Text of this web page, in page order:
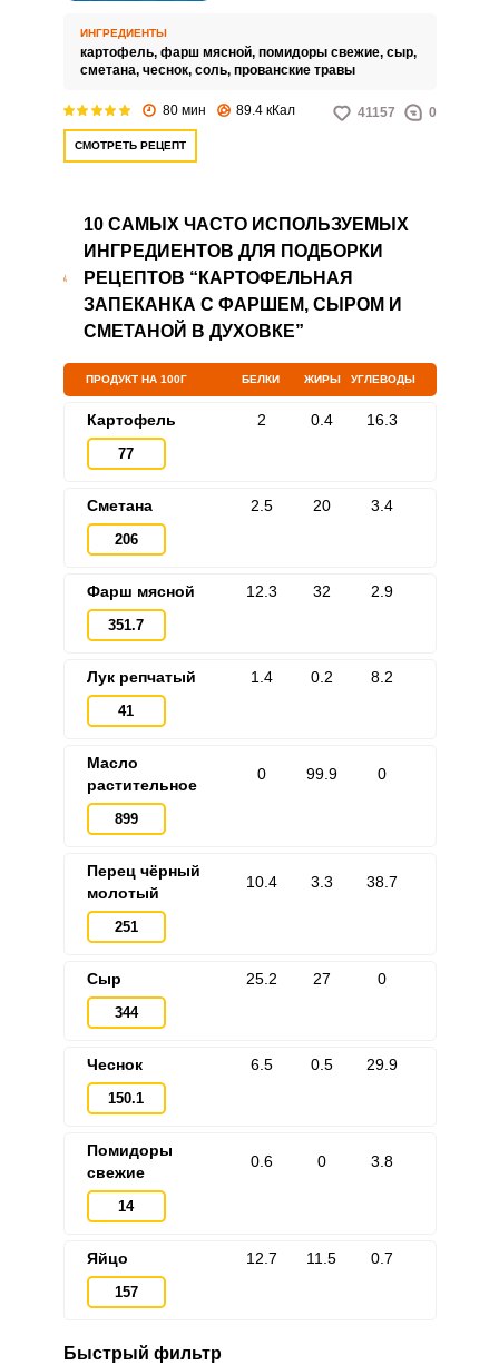
обеда. Очень сытное и
полезное, она точно понравится
останется голодным!
ИНГРЕДИЕНТЫ
картофель, фарш мясной, помидоры свежие, сыр,
сметана, чеснок, соль, прованские травы
80 мин 89.4 кКал 41157 0
СМОТРЕТЬ РЕЦЕПТ
10 САМЫХ ЧАСТО ИСПОЛЬЗУЕМЫХ
ИНГРЕДИЕНТОВ ДЛЯ ПОДБОРКИ
РЕЦЕПТОВ “КАРТОФЕЛЬНАЯ
ЗАПЕКАНКА С ФАРШЕМ, СЫРОМ И
СМЕТАНОЙ В ДУХОВКЕ”
ПРОДУКТ НА 100Г БЕЛКИ ЖИРЫ УГЛЕВОДЫ
Картофель
77
2 0.4 16.3
Сметана
206
2.5 20 3.4
Фарш мясной
351.7
12.3 32 2.9
Лук репчатый
41
1.4 0.2 8.2
Масло
растительное
899
0 99.9 0
Перец чёрный
молотый
251
10.4 3.3 38.7
Сыр
344
25.2 27 0
Чеснок
150.1
6.5 0.5 29.9
Помидоры
свежие
14
0.6 0 3.8
Яйцо
157
12.7 11.5 0.7
Быстрый фильтр